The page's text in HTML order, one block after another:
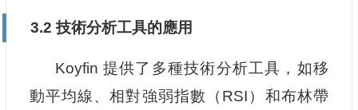
3.2 技術分析工具的應用
Koyfin 提供了多種技術分析工具，如移
動平均線、相對強弱指數（RSI）和布林帶